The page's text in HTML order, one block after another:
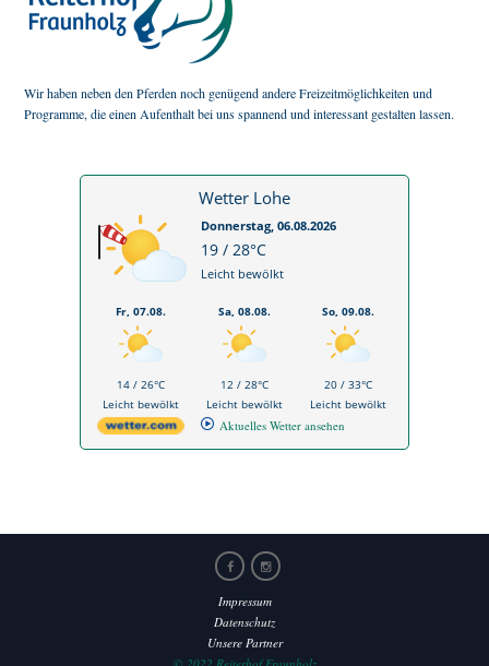
Wir haben neben den Pferden noch genügend andere Freizeitmöglichkeiten und
Programme, die einen Aufenthalt bei uns spannend und interessant gestalten lassen.
Wetter Lohe
Donnerstag, 06.08.2026
19 / 28°C
Leicht bewölkt
Fr, 07.08.
14 / 26°C
Leicht bewölkt
Sa, 08.08.
12 / 28°C
Leicht bewölkt
So, 09.08.
20 / 33°C
Leicht bewölkt
Aktuelles Wetter ansehen
Impressum
Datenschutz
Unsere Partner